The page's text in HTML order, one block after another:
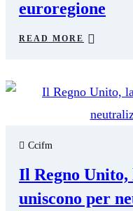
euroregione
READ MORE
Ccifm
Il Regno
uniscono per